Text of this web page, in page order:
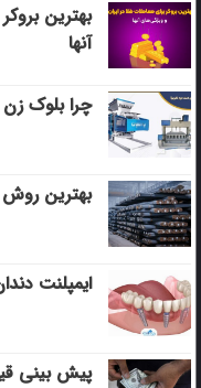
بهترین
آنها
چرا بلوک
بهترین روش
ایمپلنت
پیش بینی